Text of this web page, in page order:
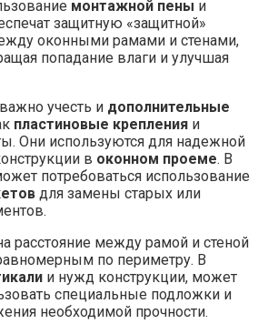
монтажной пены и
защитную «защитной»
оконными рамами и стенами,
попадание влаги и улучшая
учесть и дополнительные
пластиновые крепления и
Они используются для надежной
в оконном проеме. В
потребоваться использование
для замены старых или
расстояние между рамой и стеной
по периметру. В
и нужд конструкции, может
специальные подложки и
необходимой прочности.